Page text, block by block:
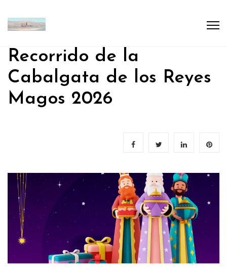
Recorrido de la
Cabalgata de los Reyes
Magos 2026